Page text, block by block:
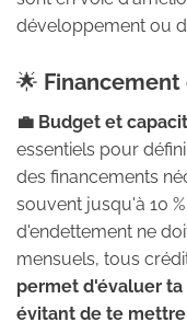
développement ou
🌟
💼 Budget et
essentiels pour
des financements
souvent jusqu'à 10
d'endettement ne
mensuels, tous
permet d'évaluer
évitant de te